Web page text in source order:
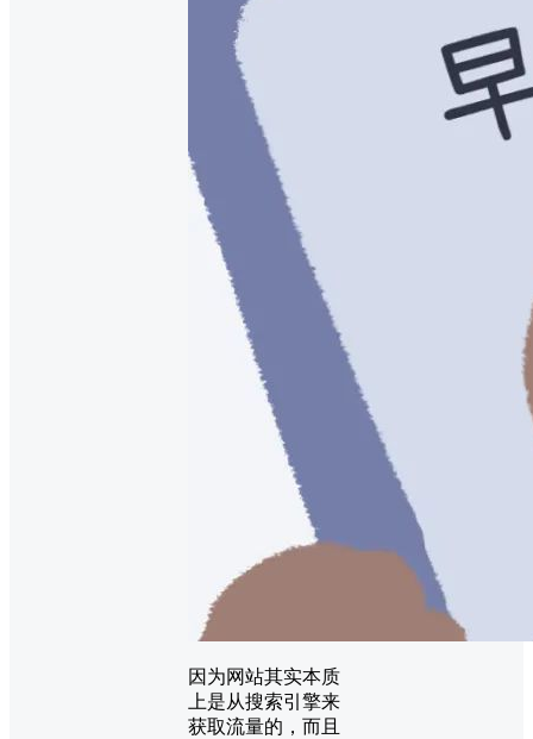
因为网站其实本质
上是从搜索引擎来
获取流量的，而且